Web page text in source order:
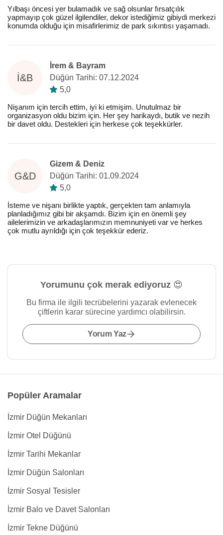
Yılbaşı öncesi yer bulamadık ve sağ olsunlar fırsatçılık
yapmayıp çok güzel ilgilendiler, dekor istediğimiz gibiydi merkezi
konumda olduğu için misafirlerimiz de park sıkıntısı yaşamadı.
İ&B
İrem & Bayram
Düğün Tarihi: 07.12.2024
5,0
Nişanım için tercih ettim, iyi ki etmişim. Unutulmaz bir
organizasyon oldu bizim için. Her şey harikaydı, butik ve nezih
bir davet oldu. Destekleri için herkese çok teşekkürler.
G&D
Gizem & Deniz
Düğün Tarihi: 01.09.2024
5,0
İsteme ve nişanı birlikte yaptık, gerçekten tam anlamıyla
planladığımız gibi bir akşamdı. Bizim için en önemli şey
ailelerimizin ve arkadaşlarımızın memnuniyeti var ve herkes
çok mutlu ayrıldığı için çok teşekkür ederiz.
Yorumunu çok merak ediyoruz 😍
Bu firma ile ilgili tecrübelerini yazarak evlenecek
çiftlerin karar sürecine yardımcı olabilirsin.
Yorum Yaz
Popüler Aramalar
İzmir Düğün Mekanları
İzmir Otel Düğünü
İzmir Tarihi Mekanlar
İzmir Düğün Salonları
İzmir Sosyal Tesisler
İzmir Balo ve Davet Salonları
İzmir Tekne Düğünü